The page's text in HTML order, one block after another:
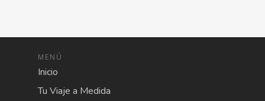
MENÚ
Inicio
Tu Viaje a Medida